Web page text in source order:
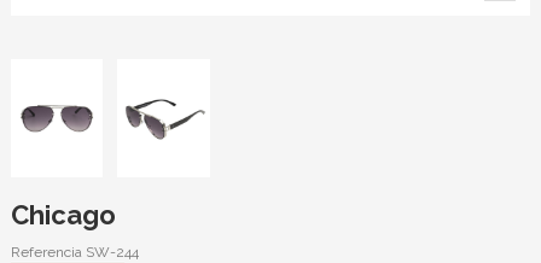
Chicago
Referencia SW-244